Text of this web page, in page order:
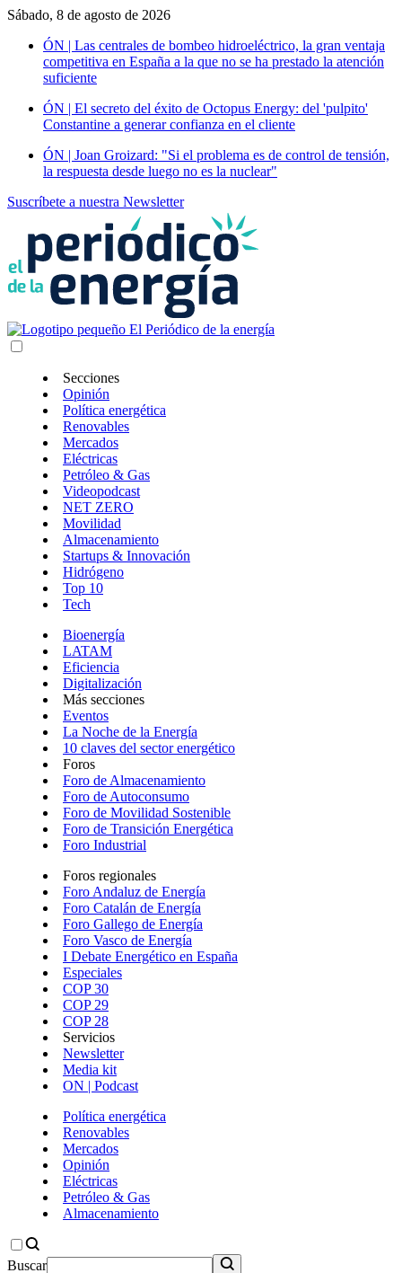
Sábado, 8 de agosto de 2026
ÓN | Las centrales de bombeo hidroeléctrico, la gran ventaja
competitiva en España a la que no se ha prestado la atención
suficiente
ÓN | El secreto del éxito de Octopus Energy: del 'pulpito'
Constantine a generar confianza en el cliente
ÓN | Joan Groizard: "Si el problema es de control de tensión,
la respuesta desde luego no es la nuclear"
Suscríbete a nuestra Newsletter
Secciones
Opinión
Política energética
Renovables
Mercados
Eléctricas
Petróleo & Gas
Videopodcast
NET ZERO
Movilidad
Almacenamiento
Startups & Innovación
Hidrógeno
Top 10
Tech
Bioenergía
LATAM
Eficiencia
Digitalización
Más secciones
Eventos
La Noche de la Energía
10 claves del sector energético
Foros
Foro de Almacenamiento
Foro de Autoconsumo
Foro de Movilidad Sostenible
Foro de Transición Energética
Foro Industrial
Foros regionales
Foro Andaluz de Energía
Foro Catalán de Energía
Foro Gallego de Energía
Foro Vasco de Energía
I Debate Energético en España
Especiales
COP 30
COP 29
COP 28
Servicios
Newsletter
Media kit
ON | Podcast
Política energética
Renovables
Mercados
Opinión
Eléctricas
Petróleo & Gas
Almacenamiento
Buscar